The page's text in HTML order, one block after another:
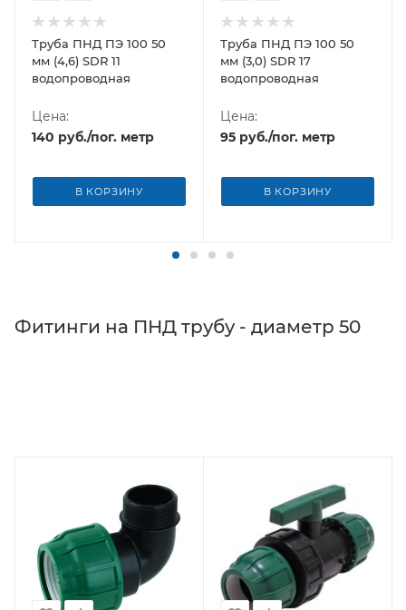
Труба ПНД ПЭ 100 50
мм (4,6) SDR 11
водопроводная
Цена:
140 руб./пог. метр
В КОРЗИНУ
Труба ПНД ПЭ 100 50
мм (3,0) SDR 17
водопроводная
Цена:
95 руб./пог. метр
В КОРЗИНУ
Фитинги на ПНД трубу - диаметр 50